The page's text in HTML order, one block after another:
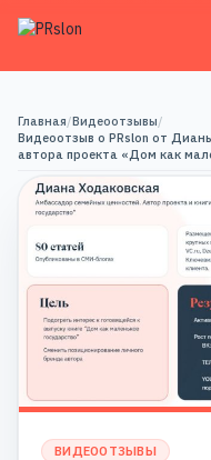
Главная/Видеоотзывы/
Видеоотзыв о PRslon от
автора проекта «Дом как
ВИДЕООТЗЫВЫ